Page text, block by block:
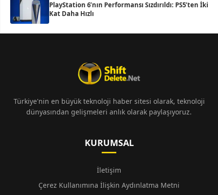
PlayStation 6’nın Performansı Sızdırıldı: PS5’ten İki
Kat Daha Hızlı
Türkiye'nin en büyük teknoloji haber sitesi olarak, teknoloji
dünyasından gelişmeleri anlık olarak paylaşıyoruz.
KURUMSAL
İletişim
Çerez Kullanımına İlişkin Aydınlatma Metni